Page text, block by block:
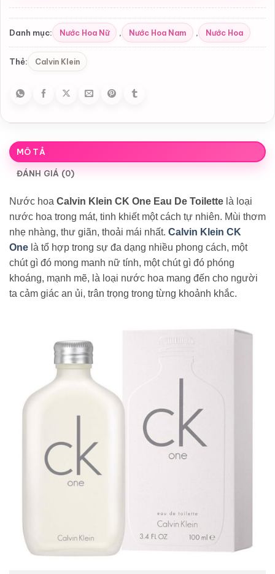
Danh mục: Nước Hoa Nữ , Nước Hoa Nam , Nước Hoa
Thẻ: Calvin Klein
MÔ TẢ
ĐÁNH GIÁ (0)
Nước hoa Calvin Klein CK One Eau De Toilette là loại
nước hoa trong mát, tinh khiết một cách tự nhiên. Mùi thơm
nhẹ nhàng, thư giãn, thoải mái nhất. Calvin Klein CK
One là tổ hợp trong sự đa dạng nhiều phong cách, một
chút gì đó mong manh nữ tính, một chút gì đó phóng
khoáng, mạnh mẽ, là loại nước hoa mang đến cho người
ta cảm giác an ủi, trân trọng trong từng khoảnh khắc.